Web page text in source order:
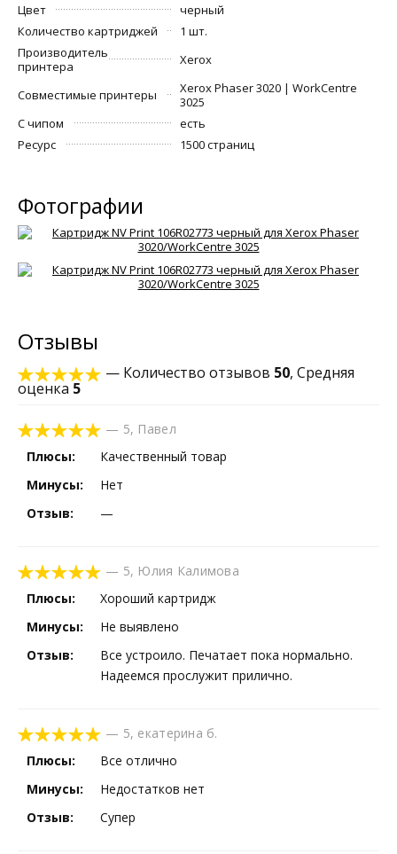
Цвет
черный
Количество картриджей
1 шт.
Производитель
принтера
Xerox
Совместимые принтеры
Xerox Phaser 3020 | WorkCentre
3025
С чипом
есть
Ресурс
1500 страниц
Фотографии
Отзывы
— Количество отзывов 50, Средняя
оценка 5
— 5, Павел
Плюсы:
Качественный товар
Минусы:
Нет
Отзыв:
—
— 5, Юлия Калимова
Плюсы:
Хороший картридж
Минусы:
Не выявлено
Отзыв:
Все устроило. Печатает пока нормально.
Надеемся прослужит прилично.
— 5, екатерина б.
Плюсы:
Все отлично
Минусы:
Недостатков нет
Отзыв:
Супер